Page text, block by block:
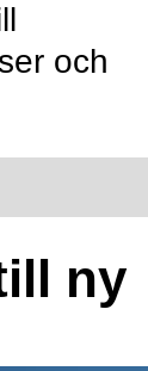
och
ny